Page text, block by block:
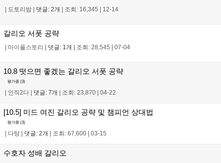
| 도토리밤 | 댓글: 2개 | 조회: 16,345 | 12-14
갈리오 서폿 공략
| 마이플스토리 | 댓글: 1개 | 조회: 28,545 | 07-04
10.8 떳으면 좋겠는 갈리오 서폿 공략
평가중 (3)
인직2다 댓글: 7개 조회: 23,870 04-22
[10.5] 미드 여진 갈리오 공략 및 챔피언 상대법
평가중 (3)
다탕 댓글: 2개 조회: 67,600 03-15
수호자 성배 갈리오